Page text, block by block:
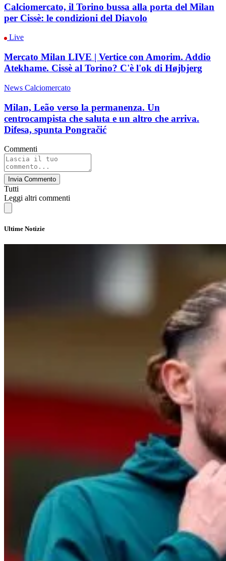
Calciomercato, il Torino bussa alla porta del Milan
per Cissè: le condizioni del Diavolo
Live
Mercato Milan LIVE | Vertice con Amorim. Addio
Atekhame. Cissè al Torino? C'è l'ok di Højbjerg
News Calciomercato
Milan, Leão verso la permanenza. Un
centrocampista che saluta e un altro che arriva.
Difesa, spunta Pongračić
Commenti
Invia Commento
Tutti
Leggi altri commenti
Ultime Notizie